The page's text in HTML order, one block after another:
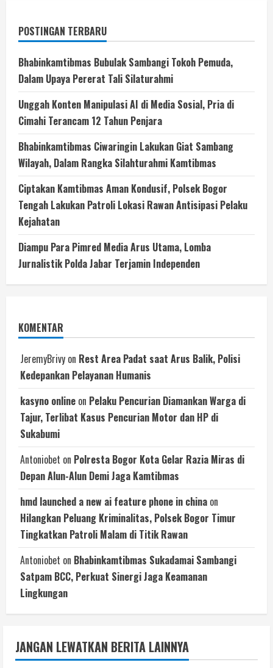
POSTINGAN TERBARU
Bhabinkamtibmas Bubulak Sambangi Tokoh Pemuda,
Dalam Upaya Pererat Tali Silaturahmi
Unggah Konten Manipulasi AI di Media Sosial, Pria di
Cimahi Terancam 12 Tahun Penjara
Bhabinkamtibmas Ciwaringin Lakukan Giat Sambang
Wilayah, Dalam Rangka Silahturahmi Kamtibmas
Ciptakan Kamtibmas Aman Kondusif, Polsek Bogor
Tengah Lakukan Patroli Lokasi Rawan Antisipasi Pelaku
Kejahatan
Diampu Para Pimred Media Arus Utama, Lomba
Jurnalistik Polda Jabar Terjamin Independen
KOMENTAR
JeremyBrivy on ‎Rest Area Padat saat Arus Balik, Polisi
Kedepankan Pelayanan Humanis
kasyno online on Pelaku Pencurian Diamankan Warga di
Tajur, Terlibat Kasus Pencurian Motor dan HP di
Sukabumi
Antoniobet on Polresta Bogor Kota Gelar Razia Miras di
Depan Alun-Alun Demi Jaga Kamtibmas
hmd launched a new ai feature phone in china on
Hilangkan Peluang Kriminalitas, Polsek Bogor Timur
Tingkatkan Patroli Malam di Titik Rawan
Antoniobet on Bhabinkamtibmas Sukadamai Sambangi
Satpam BCC, Perkuat Sinergi Jaga Keamanan
Lingkungan
JANGAN LEWATKAN BERITA LAINNYA